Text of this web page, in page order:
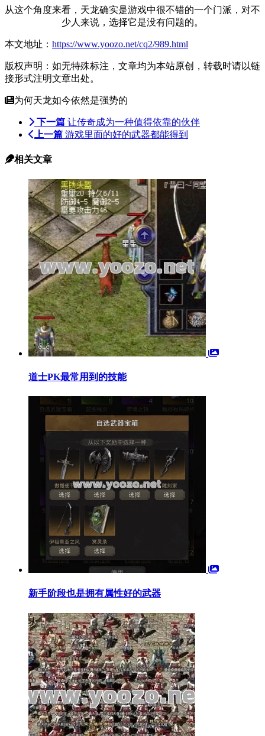
从这个角度来看，天龙确实是游戏中很不错的一个门派，对不
少人来说，选择它是没有问题的。
本文地址： https://www.yoozo.net/cq2/989.html
版权声明：如无特殊标注，文章均为本站原创，转载时请以链
接形式注明文章出处。
为何天龙如今依然是强势的
下一篇 让传奇成为一种值得依靠的伙伴
上一篇 游戏里面的好的武器都能得到
相关文章
道士PK最常用到的技能
新手阶段也是拥有属性好的武器